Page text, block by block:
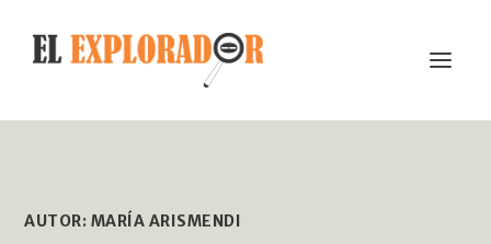
AUTOR: MARÍA ARISMENDI